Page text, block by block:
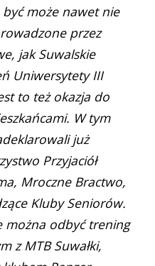
może nawet nie
przez
jak Suwalskie
Uniwersytety III
to też okazja do
W tym
już
Przyjaciół
Mroczne Bractwo,
Kluby Seniorów.
można odbyć trening
z MTB Suwałki,